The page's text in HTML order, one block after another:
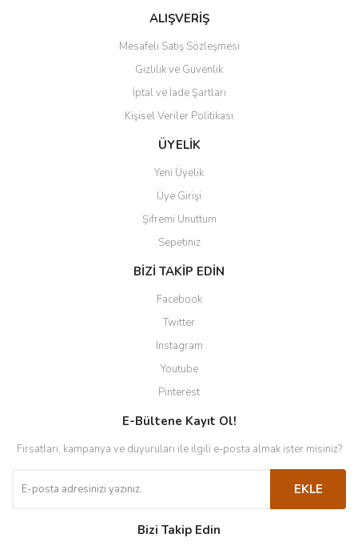
Bu ürüne benzer farklı alternatifler olmalı.
Gönder
ALIŞVERİŞ
Mesafeli Satış Sözleşmesi
Gizlilik ve Güvenlik
İptal ve İade Şartları
Kişisel Veriler Politikası
ÜYELİK
Yeni Üyelik
Üye Girişi
Şifremi Unuttum
Sepetiniz
BİZİ TAKİP EDİN
Facebook
Twitter
Instagram
Youtube
Pinterest
E-Bültene Kayıt Ol!
Fırsatları, kampanya ve duyuruları ile ilgili e-posta almak ister misiniz?
EKLE
Bizi Takip Edin